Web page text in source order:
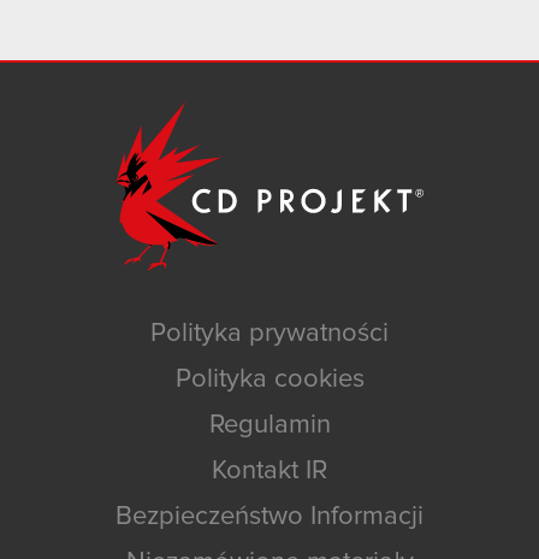
Polityka prywatności
Polityka cookies
Regulamin
Kontakt IR
Bezpieczeństwo Informacji